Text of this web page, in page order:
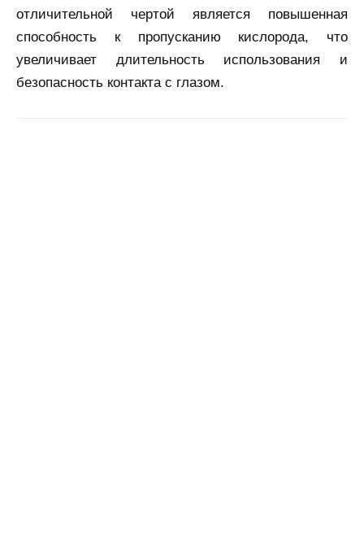
отличительной чертой является повышенная
способность к пропусканию кислорода, что
увеличивает длительность использования и
безопасность контакта с глазом.